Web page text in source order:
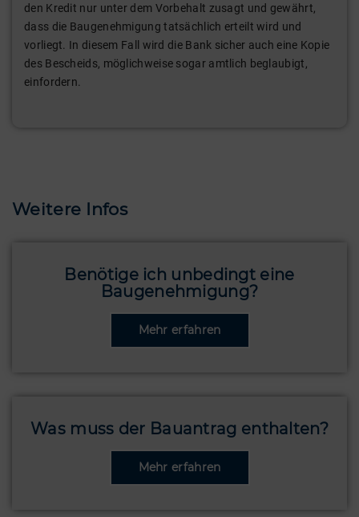
den Kredit nur unter dem Vorbehalt zusagt und gewährt,
dass die Baugenehmigung tatsächlich erteilt wird und
vorliegt. In diesem Fall wird die Bank sicher auch eine Kopie
des Bescheids, möglichweise sogar amtlich beglaubigt,
einfordern.
Weitere Infos
Benötige ich unbedingt eine
Baugenehmigung?
Was muss der Bauantrag enthalten?